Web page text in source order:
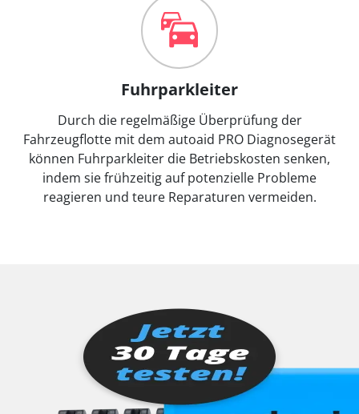
Fuhrparkleiter
Durch die regelmäßige Überprüfung der
Fahrzeugflotte mit dem autoaid PRO Diagnosegerät
können Fuhrparkleiter die Betriebskosten senken,
indem sie frühzeitig auf potenzielle Probleme
reagieren und teure Reparaturen vermeiden.